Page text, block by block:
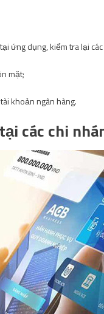
ứng dụng, kiểm tra lại
mặt;
khoản ngân hàng.
các chi